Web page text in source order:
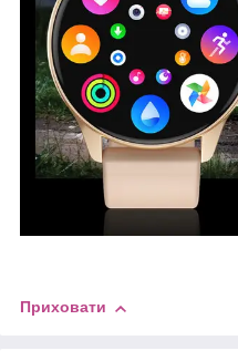
Приховати